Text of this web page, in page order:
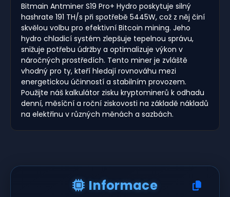
Bitmain Antminer S19 Pro+ Hydro poskytuje silný
hashrate 191 TH/s při spotřebě 5445W, což z něj činí
skvělou volbu pro efektivní Bitcoin mining. Jeho
hydro chladicí systém zlepšuje tepelnou správu,
snižuje potřebu údržby a optimalizuje výkon v
náročných prostředích. Tento miner je zvláště
vhodný pro ty, kteří hledají rovnováhu mezi
energetickou účinností a stabilním provozem.
Použijte náš kalkulátor zisku kryptominerů k odhadu
denní, měsíční a roční ziskovosti na základě nákladů
na elektřinu v různých měnách a sazbách.
Informace